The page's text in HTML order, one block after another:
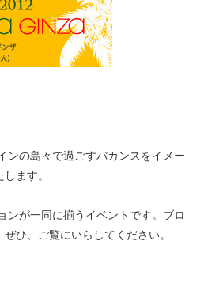
ンの島々で過ごすバカンスをイメー
ます。
ンが一同に揃うイベントです。ブロ
ひ、ご覧にいらしてください。